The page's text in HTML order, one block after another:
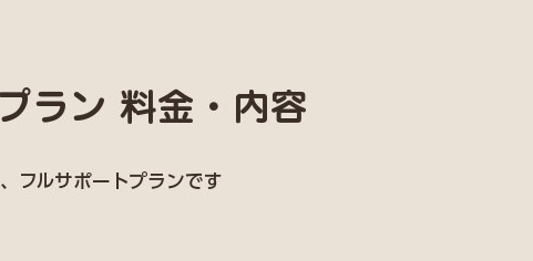
ラン 料金・内容
フルサポートプランです